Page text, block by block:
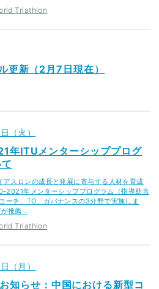
Triathlon
更新（2月7日現在）
（火）
ITUメンターシッププログ
アスロンの成長と発展に寄与する人材を育成
2021年メンターシッププログラム（指導助言
ーチ、TO、ガバナンスの3分野で実施しま
が推薦…
Triathlon
（月）
知らせ：中国における新型コ